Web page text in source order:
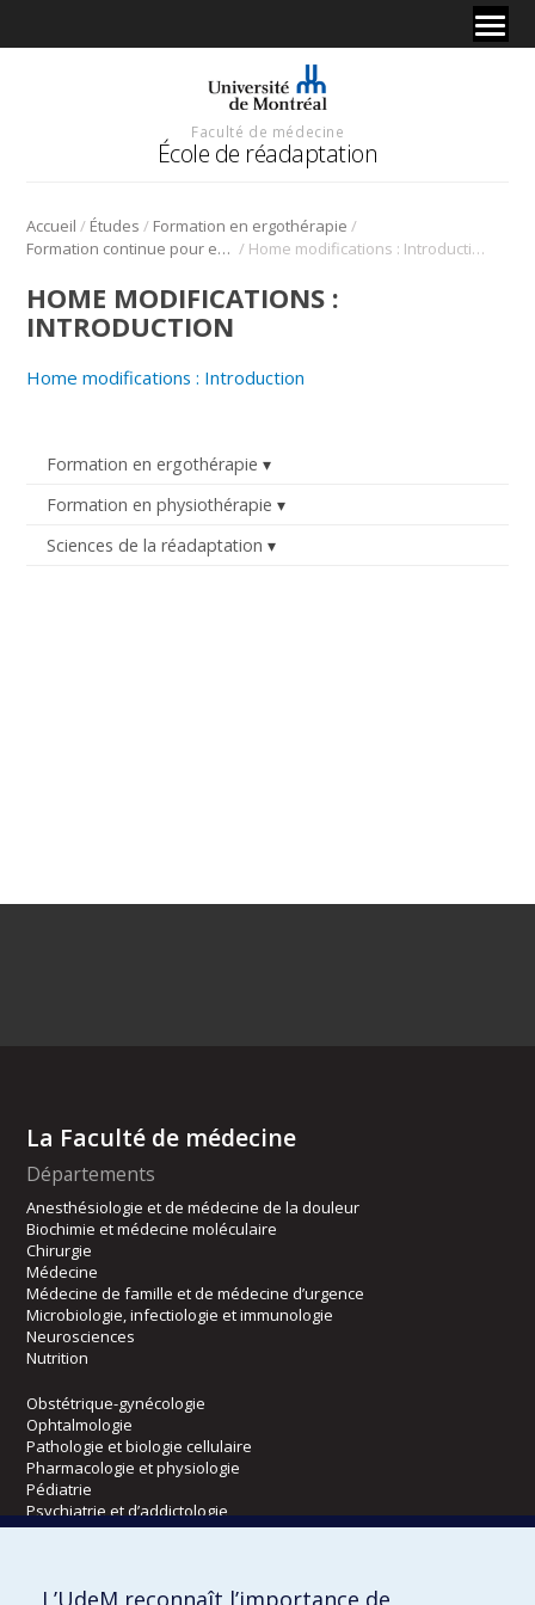
Faculté de médecine
École de réadaptation
Accueil / Études / Formation en ergothérapie /
Formation continue pour ergothérapeutes / Home modifications : Introduction
Formation en ergothérapie
Formation en physiothérapie
Sciences de la réadaptation
HOME MODIFICATIONS :
INTRODUCTION
Home modifications : Introduction
La Faculté de médecine
Départements
Anesthésiologie et de médecine de la douleur
Biochimie et médecine moléculaire
Chirurgie
Médecine
Médecine de famille et de médecine d’urgence
Microbiologie, infectiologie et immunologie
Neurosciences
Nutrition
Obstétrique-gynécologie
Ophtalmologie
Pathologie et biologie cellulaire
Pharmacologie et physiologie
Pédiatrie
Psychiatrie et d’addictologie
Radiologie, radio-oncologie et médecine nucléaire
L’UdeM reconnaît l’importance de